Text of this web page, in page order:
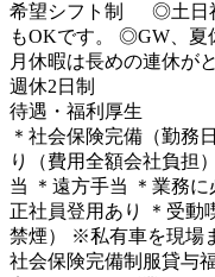
希望シフト制 ◎土日
もOKです。 ◎GW、夏
月休暇は長めの連休が
週休2日制
待遇・福利厚生
＊社会保険完備（勤務
り（費用全額会社負担
当 ＊遠方手当 ＊業務
正社員登用あり ＊受動
禁煙） ※私有車を現場
社会保険完備制服貸与